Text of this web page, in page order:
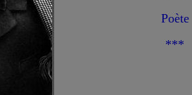
Poète
***